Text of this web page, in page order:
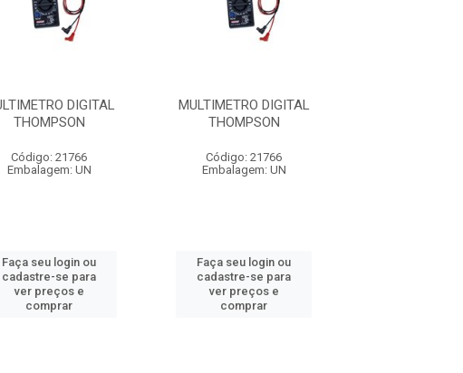
DIGITAL
THOMPSON
Código: 21766
Embalagem: UN
Faça seu login ou
cadastre-se para
ver preços e
comprar
MULTIMETRO DIGITAL
THOMPSON
Código: 21766
Embalagem: UN
Faça seu login ou
cadastre-se para
ver preços e
comprar